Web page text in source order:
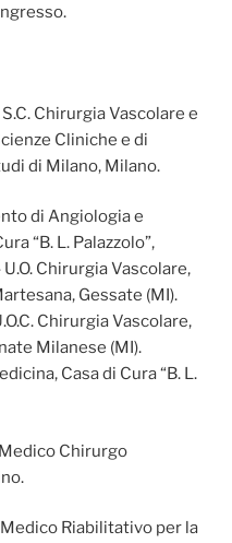
Chirurgia Vascolare e
Cliniche e di
di Milano, Milano.
di Angiologia e
“B. L. Palazzolo”,
Chirurgia Vascolare,
Gessate (MI).
Chirurgia Vascolare,
Milanese (MI).
Casa di Cura “B. L.
Medico Chirurgo
Medico Riabilitativo per la